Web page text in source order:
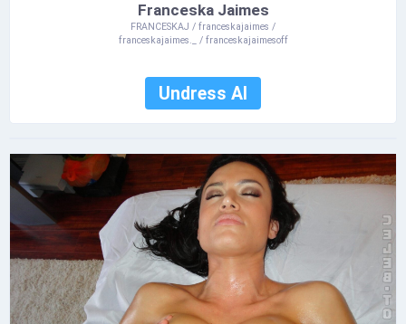
Franceska Jaimes
FRANCESKAJ / franceskajaimes /
franceskajaimes._ / franceskajaimesoff
Undress AI